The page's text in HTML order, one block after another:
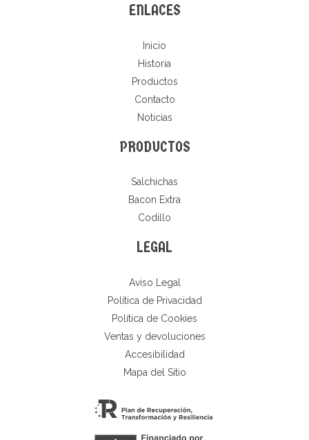
ENLACES
Inicio
Historia
Productos
Contacto
Noticias
PRODUCTOS
Salchichas
Bacon Extra
Codillo
LEGAL
Aviso Legal
Política de Privacidad
Política de Cookies
Ventas y devoluciones
Accesibilidad
Mapa del Sitio